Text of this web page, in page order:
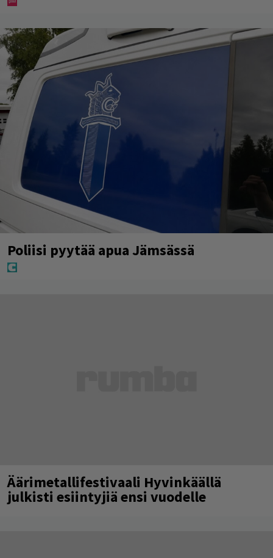
Poliisi pyytää apua Jämsässä
Äärimetallifestivaali Hyvinkäällä
julkisti esiintyjiä ensi vuodelle